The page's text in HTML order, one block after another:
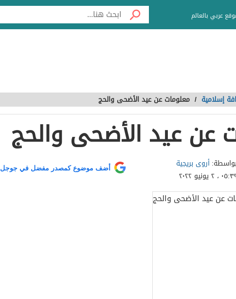
عربي بالعالم
إسلامية / معلومات عن عيد الأضحى والحج
عن عيد الأضحى والحج
أروى بريجية
، ٢ يونيو ٢٠٢٢
أضف موضوع كمصدر مفضل في جوجل